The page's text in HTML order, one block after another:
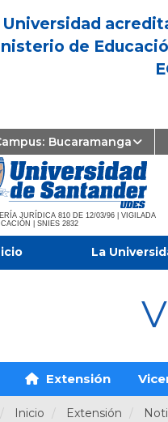
Universidad
de
Bucaramanga
JURÍDICA 810 DE 12/03/96 | VIGILADA
| SNIES 2832
La
Extensión
Inicio Extensión